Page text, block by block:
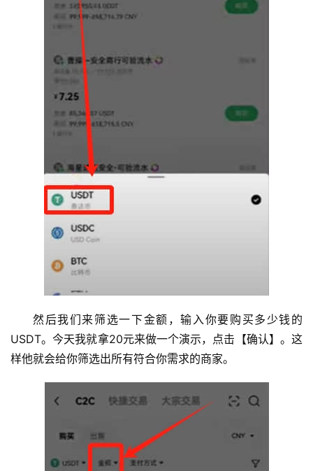
然后我们来筛选一下金额，输入你要购买多少钱的
USDT。今天我就拿20元来做一个演示，点击【确认】。这
样他就会给你筛选出所有符合你需求的商家。